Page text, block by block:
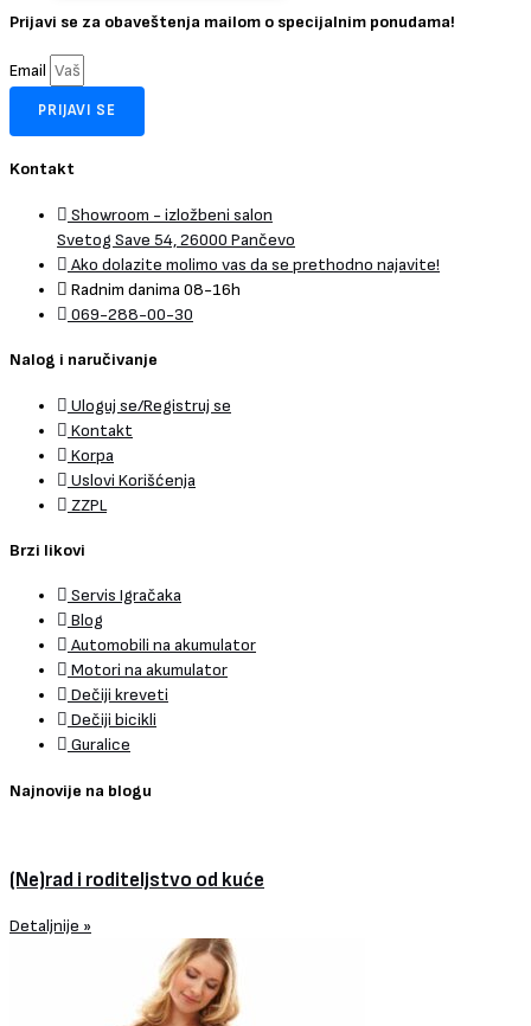
Prijavi se za obaveštenja mailom o specijalnim ponudama!
Email
PRIJAVI SE
Kontakt
Showroom - izložbeni salon
Svetog Save 54, 26000 Pančevo
Ako dolazite molimo vas da se prethodno najavite!
Radnim danima 08-16h
069-288-00-30
Nalog i naručivanje
Uloguj se/Registruj se
Kontakt
Korpa
Uslovi Korišćenja
ZZPL
Brzi likovi
Servis Igračaka
Blog
Automobili na akumulator
Motori na akumulator
Dečiji kreveti
Dečiji bicikli
Guralice
Najnovije na blogu
(Ne)rad i roditeljstvo od kuće
Detaljnije »